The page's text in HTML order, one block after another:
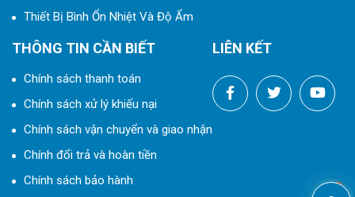
Thiết Bị Bình Ổn Nhiệt Và Độ Ẩm
THÔNG TIN CẦN BIẾT
Chính sách thanh toán
Chính sách xử lý khiếu nại
Chính sách vận chuyển và giao nhận
Chính đổi trả và hoàn tiền
Chính sách bảo hành
LIÊN KẾT